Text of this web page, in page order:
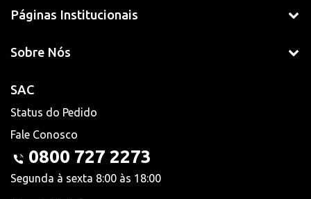
Páginas Institucionais
Sobre Nós
SAC
Status do Pedido
Fale Conosco
0800 727 2273
Segunda à sexta 8:00 às 18:00